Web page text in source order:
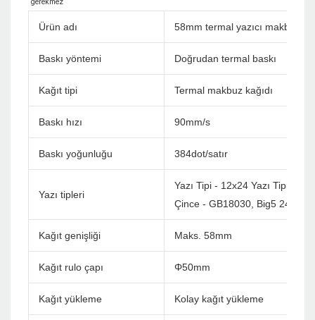
Ürün adı 58mm termal yazıcı makbuzu
Baskı yöntemi Doğrudan termal baskı
Kağıt tipi Termal makbuz kağıdı
Baskı hızı 90mm/s
Baskı yoğunluğu 384dot/satır
Yazı tipleri
Yazı Tipi - 12x24 Yazı Tipi B -
Çince - GB18030, Big5
Kağıt genişliği Maks. 58mm
Kağıt rulo çapı Φ50mm
Kağıt yükleme Kolay kağıt yükleme